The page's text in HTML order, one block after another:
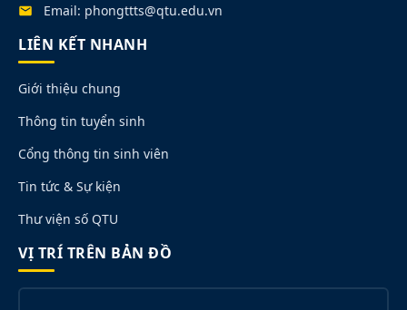
Email: phongttts@qtu.edu.vn
LIÊN KẾT NHANH
Giới thiệu chung
Thông tin tuyển sinh
Cổng thông tin sinh viên
Tin tức & Sự kiện
Thư viện số QTU
VỊ TRÍ TRÊN BẢN ĐỒ